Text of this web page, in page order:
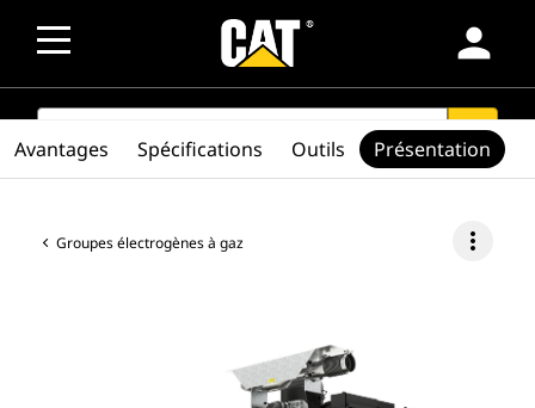
person
SEARCH search
Groupes électrogènes à gaz more_vert
Avantages Spécifications Outils Présentation